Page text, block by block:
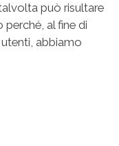
può risultare
al fine di
abbiamo